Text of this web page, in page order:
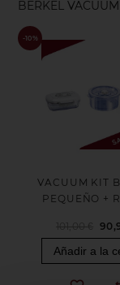
BERKEL VACUUM
-10%
VACUUM KIT
PEQUEÑO +
Añadir a la